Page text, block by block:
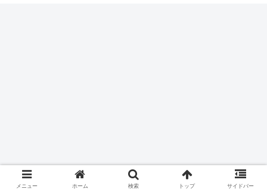
メニュー ホーム 検索 トップ サイドバー